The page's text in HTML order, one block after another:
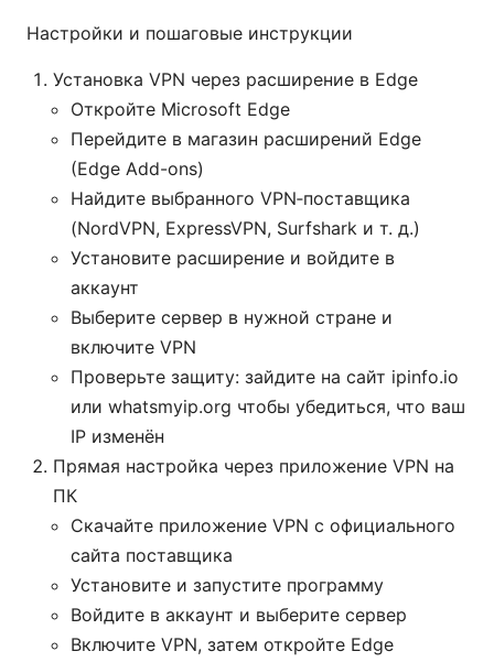
Настройки и пошаговые инструкции
Установка VPN через расширение в Edge
Откройте Microsoft Edge
Перейдите в магазин расширений Edge
(Edge Add-ons)
Найдите выбранного VPN‑поставщика
(NordVPN, ExpressVPN, Surfshark и т. д.)
Установите расширение и войдите в
аккаунт
Выберите сервер в нужной стране и
включите VPN
Проверьте защиту: зайдите на сайт ipinfo.io
или whatsmyip.org чтобы убедиться, что ваш
IP изменён
Прямая настройка через приложение VPN на
ПК
Скачайте приложение VPN с официального
сайта поставщика
Установите и запустите программу
Войдите в аккаунт и выберите сервер
Включите VPN, затем откройте Edge